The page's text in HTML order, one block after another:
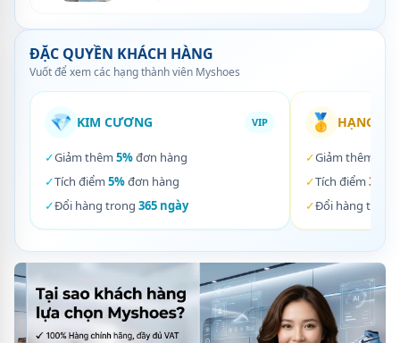
ĐẶC QUYỀN KHÁCH HÀNG
Vuốt để xem các hạng thành viên Myshoes
💎 KIM CƯƠNG VIP
✓Giảm thêm 5%đơn hàng
✓Tích điểm 5%đơn hàng
✓Đổi hàng trong 365 ngày
🥇 HẠNG
✓Giảm thêm
✓Tích điểm 3%
✓Đổi hàng trong